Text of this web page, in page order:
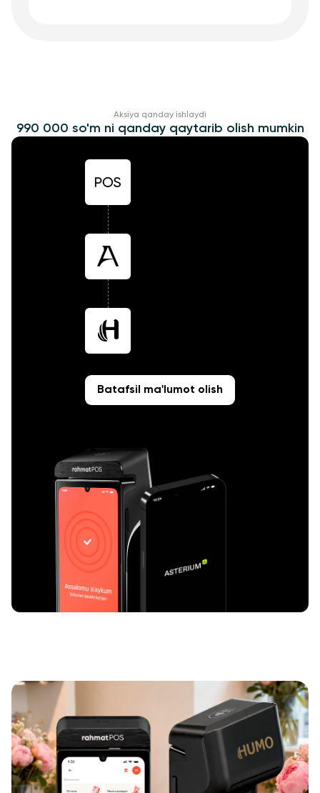
Aksiya qanday ishlaydi
990 000 so'm ni qanday qaytarib olish mumkin
Batafsil ma'lumot olish